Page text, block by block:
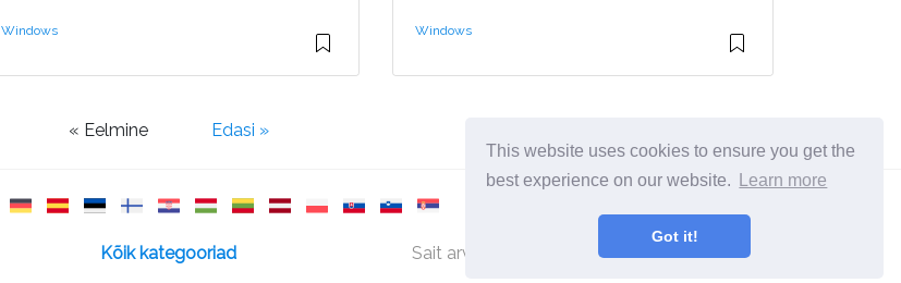
This website uses cookies to ensure you get the
best experience on our website.
Learn more
Got it!
Windows Windows
« Eelmine Edasi »
Kõik kategooriad Sait arvutite ja operatsioonisüsteemide kohta